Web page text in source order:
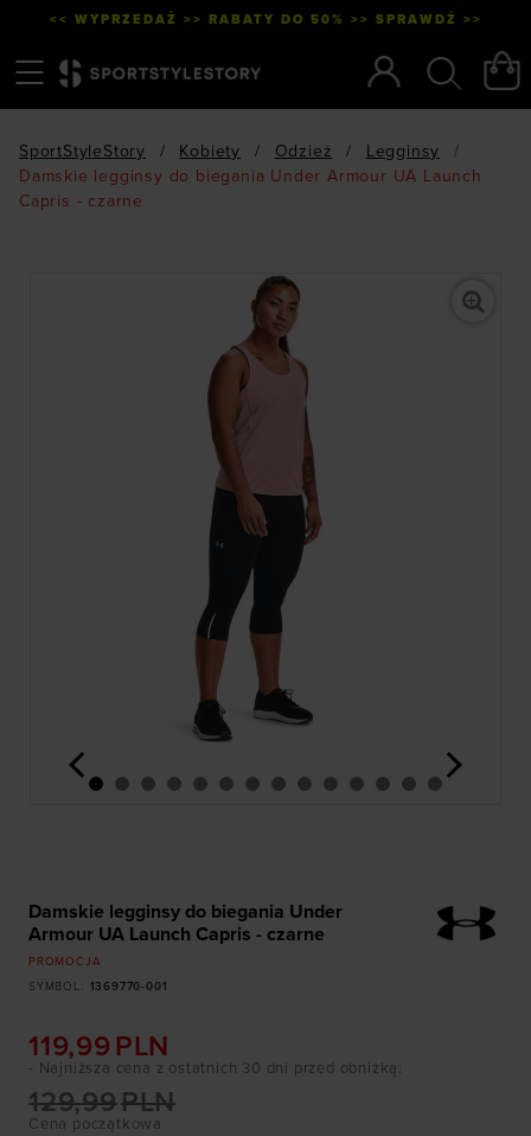
<< WYPRZEDAŻ >> RABATY DO 50% >> SPRAWDŹ >>
SportStyleStory / Kobiety / Odzież / Legginsy
/
Damskie legginsy do biegania Under Armour UA Launch
Capris - czarne
<
Damskie legginsy do biegania Under
Armour UA Launch Capris - czarne
PROMOCJA
SYMBOL
1369770-001
119,99 PLN
Cena początkowa
129,99PLN
- Najniższa cena z ostatnich 30 dni przed obniżką: